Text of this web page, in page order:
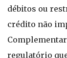
débitos ou
crédito não
Complementar
regulatório